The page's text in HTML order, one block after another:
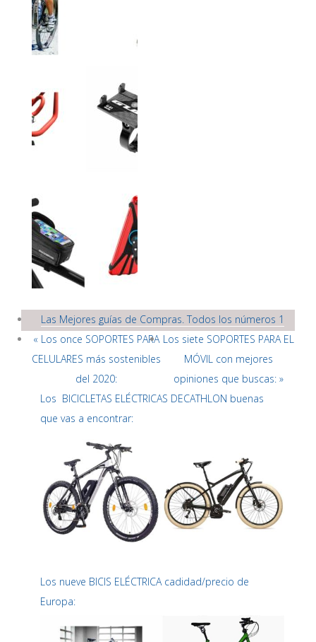
Las Mejores guías de Compras. Todos los números 1
« Los once SOPORTES PARA
CELULARES más sostenibles
del 2020:
Los siete SOPORTES PARA EL
MÓVIL con mejores
opiniones que buscas: »
Los BICICLETAS ELÉCTRICAS DECATHLON buenas
que vas a encontrar:
Los nueve BICIS ELÉCTRICA cadidad/precio de
Europa: